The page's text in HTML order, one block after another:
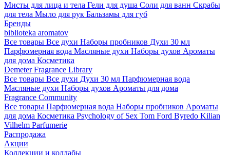
Мисты для лица и тела Гели для душа Соли для ванн Скрабы
для тела Мыло для рук Бальзамы для губ
Бренды
biblioteka aromatov
Все товары Все духи Наборы пробников Духи 30 мл
Парфюмерная вода Масляные духи Наборы духов Ароматы
для дома Косметика
Demeter Fragrance Library
Все товары Все духи Духи 30 мл Парфюмерная вода
Масляные духи Наборы духов Ароматы для дома
Fragrance Community
Все товары Парфюмерная вода Наборы пробников Ароматы
для дома Косметика Psychology of Sex Tom Ford Byredo Kilian
Vilhelm Parfumerie
Распродажа
Акции
Коллекции и коллабы